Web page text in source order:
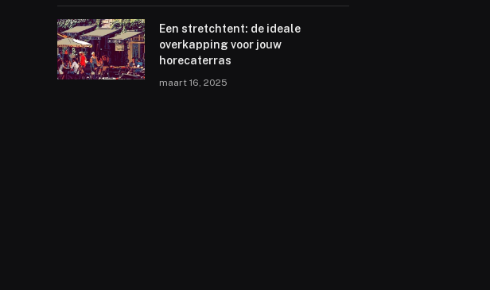
Een stretchtent: de ideale
overkapping voor jouw
horecaterras
maart 16, 2025